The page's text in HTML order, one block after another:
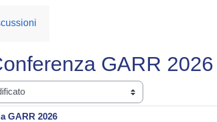
GARR 2026
GARR 2026